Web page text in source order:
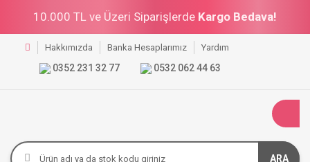
10.000 TL ve Üzeri Siparişlerde Kargo Bedava!
Hakkımızda Banka Hesaplarımız Yardım
0352 231 32 77 0532 062 44 63
ARA